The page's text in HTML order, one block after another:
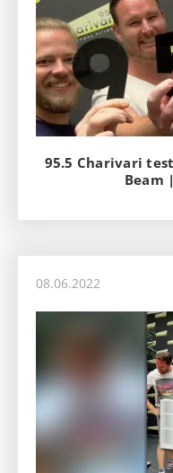
95.5 Charivari
Beam
08.06.2022